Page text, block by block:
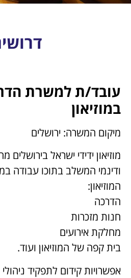
עובד/ת למשרת
במוזיאון
מיקום המשרה: ירושלים
מוזיאון ידידי ישראל בירושלים
ודינמי המשלב בתוכו עבודה
המוזיאון:
הדרכה
חנות מזכרות
מחלקת אירועים
בית קפה של המוזיאון ועוד.
אפשרויות קידום לתפקיד ניהולי